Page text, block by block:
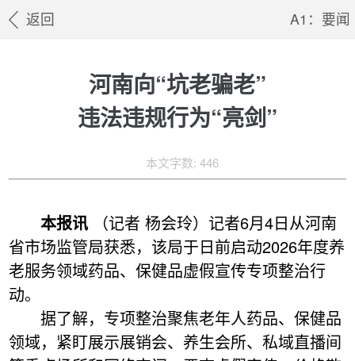
返回 A1：要闻
河南向“坑老骗老”
违法违规行为“亮剑”
本文字数: 446
本报讯（记者 杨会玲）记者6月4日从河南
省市场监管局获悉，该局于日前启动2026年度养
老服务领域药品、保健品虚假宣传专项整治行
动。
据了解，专项整治聚焦老年人药品、保健品
领域，紧盯展示展销会、养生会所、私域直播间